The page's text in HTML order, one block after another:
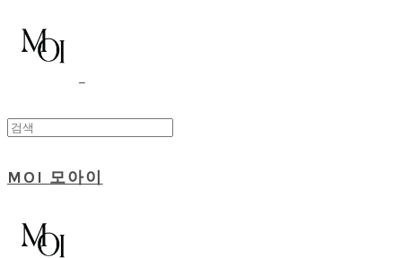
MOI 모아이